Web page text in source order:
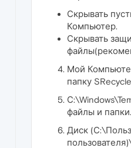
Скрывать
Компьютер.
Скрывать
Мой
папку
файлы и папки.
Диск